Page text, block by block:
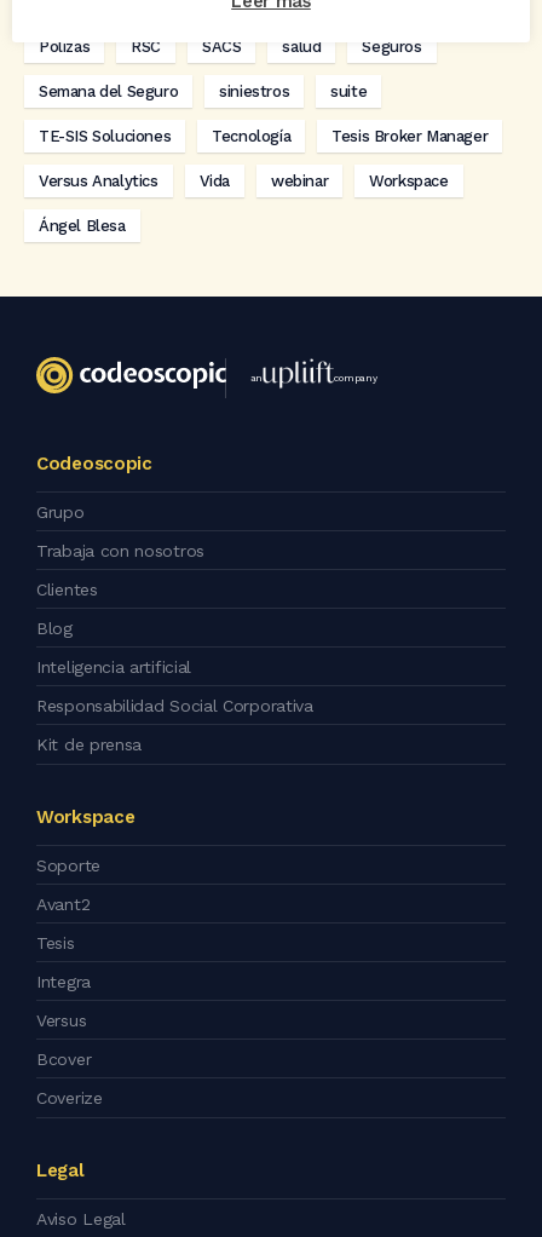
Pólizas RSC SACS salud Seguros
Semana del Seguro siniestros suite
TE-SIS Soluciones Tecnología Tesis Broker Manager
Versus Analytics Vida webinar Workspace
Ángel Blesa
an company
Codeoscopic
Grupo
Trabaja con nosotros
Clientes
Blog
Inteligencia artificial
Responsabilidad Social Corporativa
Kit de prensa
Workspace
Soporte
Avant2
Tesis
Integra
Versus
Bcover
Coverize
Legal
Aviso Legal